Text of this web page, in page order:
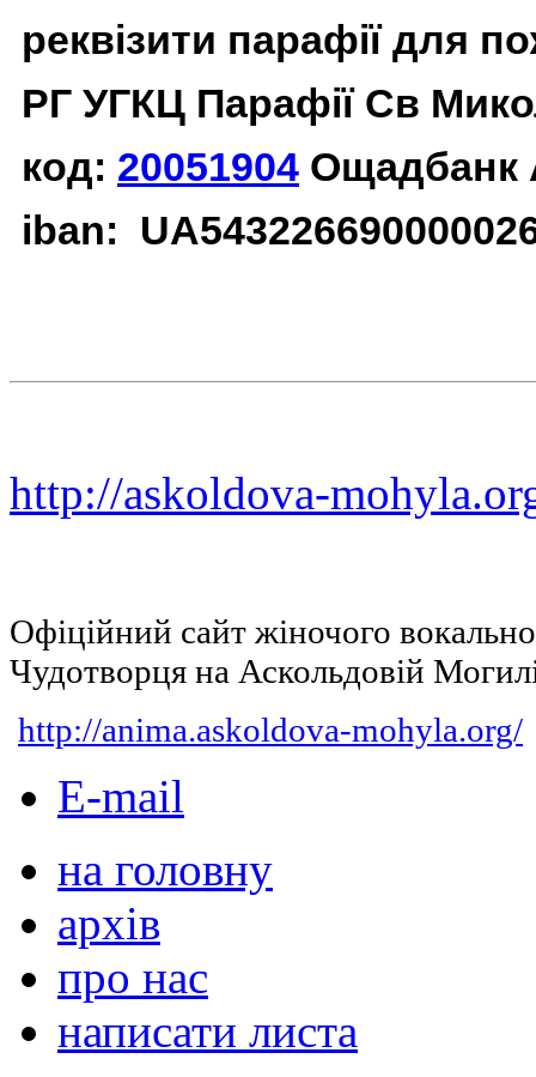
реквізити парафії для
РГ УГКЦ Парафії Св
код: 20051904 Ощадбанк
iban:
http://askoldova-
Офіційний сайт жіночого
Чудотворця на Аскольдовій
http://anima.askoldova-mohyla.org/
E-mail
на головну
архів
про нас
написати листа